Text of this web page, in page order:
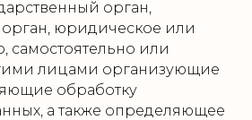
орган,
юридическое или
самостоятельно или
лицами организующие
обработку
а также определяющее